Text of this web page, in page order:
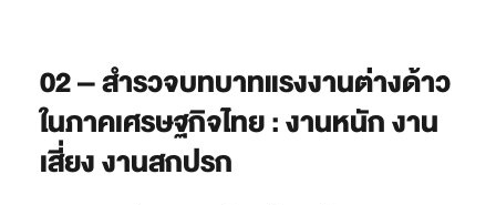
02– สำรวจบทบาทแรงงานต่างด้าว
ในภาคเศรษฐกิจไทย : งานหนัก งาน
เสี่ยง งานสกปรก